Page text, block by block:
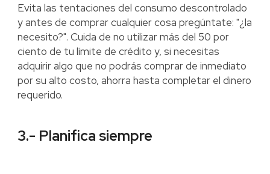
Evita las tentaciones del consumo descontrolado
y antes de comprar cualquier cosa pregúntate: "¿la
necesito?". Cuida de no utilizar más del 50 por
ciento de tu límite de crédito y, si necesitas
adquirir algo que no podrás comprar de inmediato
por su alto costo, ahorra hasta completar el dinero
requerido.
3.- Planifica siempre